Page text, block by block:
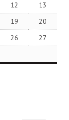
12
13
19
20
26
27